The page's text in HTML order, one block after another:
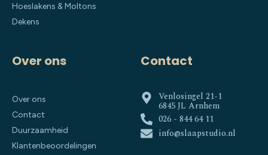
Hoeslakens & Moltons
Dekens
Over ons
Over ons
Contact
Duurzaamheid
Klantenbeoordelingen
Contact
Venlosingel 21-1
6845 JL Arnhem
026 - 844 64 11
info@slaapstudio.nl